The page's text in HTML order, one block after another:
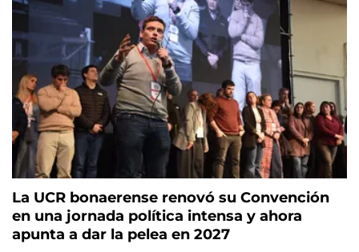
La UCR bonaerense renovó su Convención
en una jornada política intensa y ahora
apunta a dar la pelea en 2027